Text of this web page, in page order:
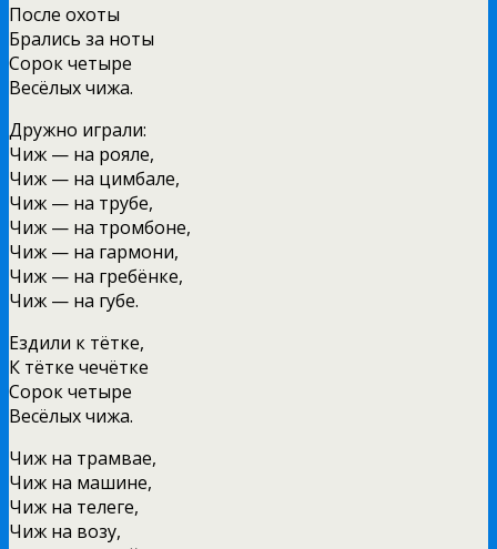
После охоты
Брались за ноты
Сорок четыре
Весёлых чижа.
Дружно играли:
Чиж — на рояле,
Чиж — на цимбале,
Чиж — на трубе,
Чиж — на тромбоне,
Чиж — на гармони,
Чиж — на гребёнке,
Чиж — на губе.
Ездили к тётке,
К тётке чечётке
Сорок четыре
Весёлых чижа.
Чиж на трамвае,
Чиж на машине,
Чиж на телеге,
Чиж на возу,